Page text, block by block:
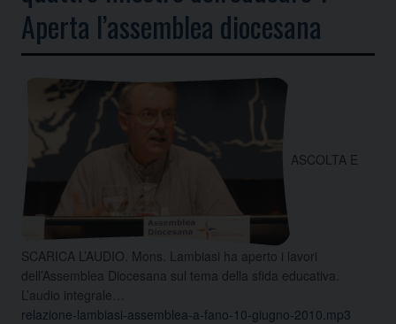
Aperta l’assemblea diocesana
ASCOLTA E
SCARICA L’AUDIO. Mons. Lambiasi ha aperto i lavori
dell’Assemblea Diocesana sul tema della sfida educativa.
L’audio integrale…
relazione-lambiasi-assemblea-a-fano-10-giugno-2010.mp3